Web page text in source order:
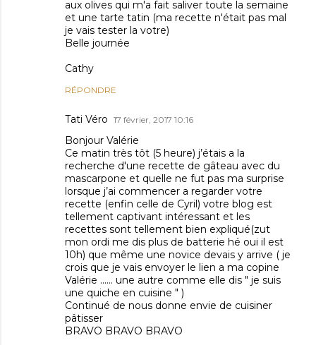
aux olives qui m'a fait saliver toute la semaine
et une tarte tatin (ma recette n'était pas mal
je vais tester la votre)
Belle journée
Cathy
RÉPONDRE
Tati Véro 17 février, 2017 10:16
Bonjour Valérie
Ce matin très tôt (5 heure) j’étais a la
recherche d'une recette de gâteau avec du
mascarpone et quelle ne fut pas ma surprise
lorsque j’ai commencer a regarder votre
recette (enfin celle de Cyril) votre blog est
tellement captivant intéressant et les
recettes sont tellement bien expliqué(zut
mon ordi me dis plus de batterie hé oui il est
10h) que même une novice devais y arrive ( je
crois que je vais envoyer le lien a ma copine
Valérie ...... une autre comme elle dis " je suis
une quiche en cuisine " )
Continué de nous donne envie de cuisiner
pâtisser
BRAVO BRAVO BRAVO